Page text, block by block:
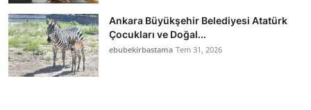
Ankara Büyükşehir Belediyesi Atatürk
Çocukları ve Doğal...
ebubekirbastama Tem 31, 2026